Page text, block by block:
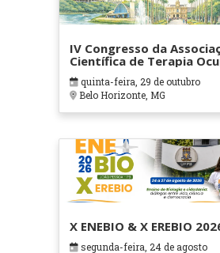
IV Congresso da
Científica de Terapia
em Contextos
Cuidados Paliativos -
quinta-feira, 29 de outubro
Belo Horizonte, MG
X ENEBIO & X EREBIO
segunda-feira, 24 de agosto